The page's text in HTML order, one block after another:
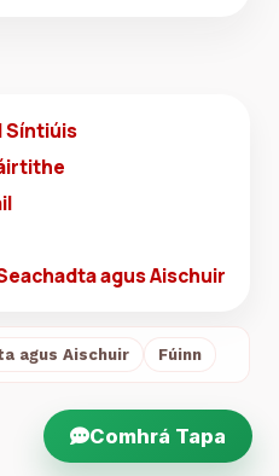
Síntiúis
agus Aischuir
agus Aischuir Fúinn
Comhrá Tapa